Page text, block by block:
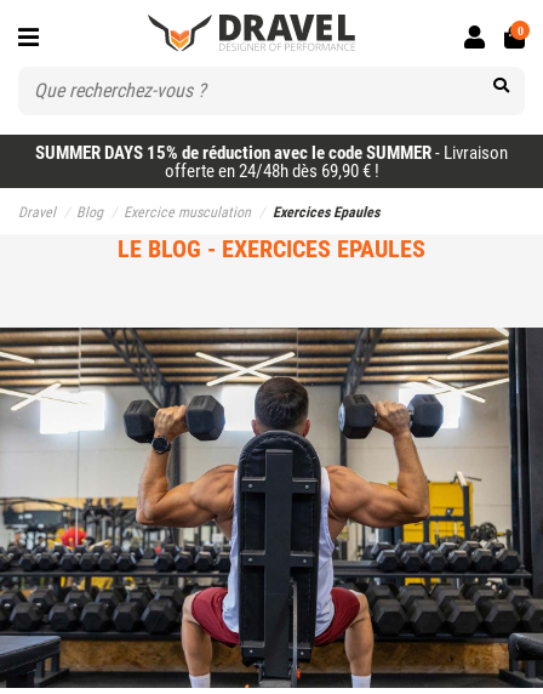
SUMMER DAYS 15% de réduction avec le code SUMMER- Livraison
offerte en 24/48h dès 69,90 € !
0
Dravel Blog Exercice musculation Exercices Epaules
EXERCICES EPAULES